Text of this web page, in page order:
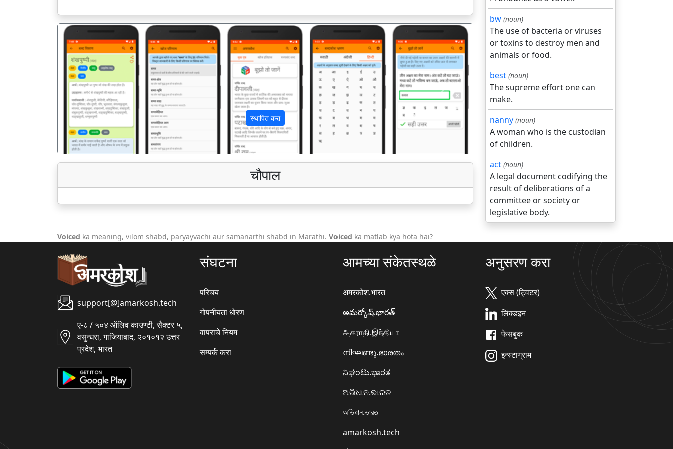
स्थापित करा
पिछला अगला
चौपाल
bw (noun)
The use of bacteria or viruses
or toxins to destroy men and
animals or food.
best (noun)
The supreme effort one can
make.
nanny (noun)
A woman who is the custodian
of children.
act (noun)
A legal document codifying the
result of deliberations of a
committee or society or
legislative body.
Voiced ka meaning, vilom shabd, paryayvachi aur samanarthi shabd in Marathi. Voiced ka matlab kya hota hai?
support[@]amarkosh.tech
ए-८ / ५०४ ऑलिव काउण्टी, सैक्टर ५,
वसुन्धरा, गाजियाबाद, २०१०१२ उत्तर
प्रदेश, भारत
संघटना
परिचय
गोपनीयता धोरण
वापराचे नियम
सम्पर्क करा
आमच्या संकेतस्थळे
अमरकोश.भारत
అమర్కోష్.భారత్
அகராதி.இந்தியா
നിഘണ്ടു.ഭാരതം
ನಿಘಂಟು.ಭಾರತ
ଅଭିଧାନ.ଭାରତ
অভিধান.ভারত
amarkosh.tech
अनुसरण करा
एक्स (ट्विटर)
लिंक्डइन
फेसबुक
इन्स्टाग्राम